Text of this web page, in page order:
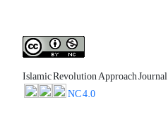
Islamic Revolution Approach Journal
NC 4.0